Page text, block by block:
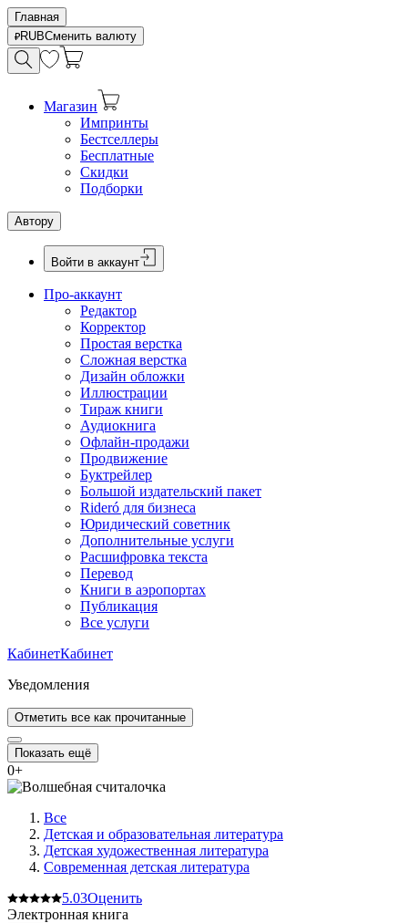
Главная
RUBСменить валюту
Магазин
Импринты
Бестселлеры
Бесплатные
Скидки
Подборки
Автору
Войти в аккаунт
Про-аккаунт
Редактор
Корректор
Простая верстка
Сложная верстка
Дизайн обложки
Иллюстрации
Тираж книги
Аудиокнига
Офлайн-продажи
Продвижение
Буктрейлер
Большой издательский пакет
Rideró для бизнеса
Юридический советник
Дополнительные услуги
Расшифровка текста
Перевод
Книги в аэропортах
Публикация
Все услуги
КабинетКабинет
Уведомления
Отметить все как прочитанные
Показать ещё
0+
Все
Детская и образовательная литература
Детская художественная литература
Современная детская литература
5.03Оценить
Электронная книга